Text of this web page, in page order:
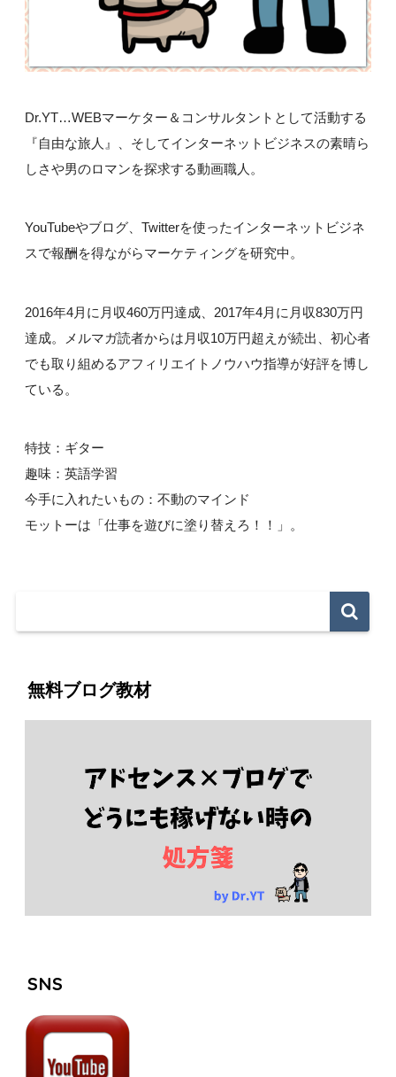
Dr.YT…WEBマーケター＆コンサルタントとして活動する
『自由な旅人』、そしてインターネットビジネスの素晴ら
しさや男のロマンを探求する動画職人。
YouTubeやブログ、Twitterを使ったインターネットビジネ
スで報酬を得ながらマーケティングを研究中。
2016年4月に月収460万円達成、2017年4月に月収830万円
達成。メルマガ読者からは月収10万円超えが続出、初心者
でも取り組めるアフィリエイトノウハウ指導が好評を博し
ている。
特技：ギター
趣味：英語学習
今手に入れたいもの：不動のマインド
モットーは「仕事を遊びに塗り替えろ！！」。
無料ブログ教材
SNS